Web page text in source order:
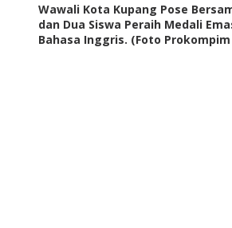
Wawali Kota Kupang Pose
dan Dua Siswa Peraih Medali
Bahasa Inggris. (Foto